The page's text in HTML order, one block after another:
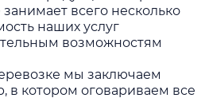
всего несколько
наших услуг
возможностям
мы заключаем
в котором оговариваем все